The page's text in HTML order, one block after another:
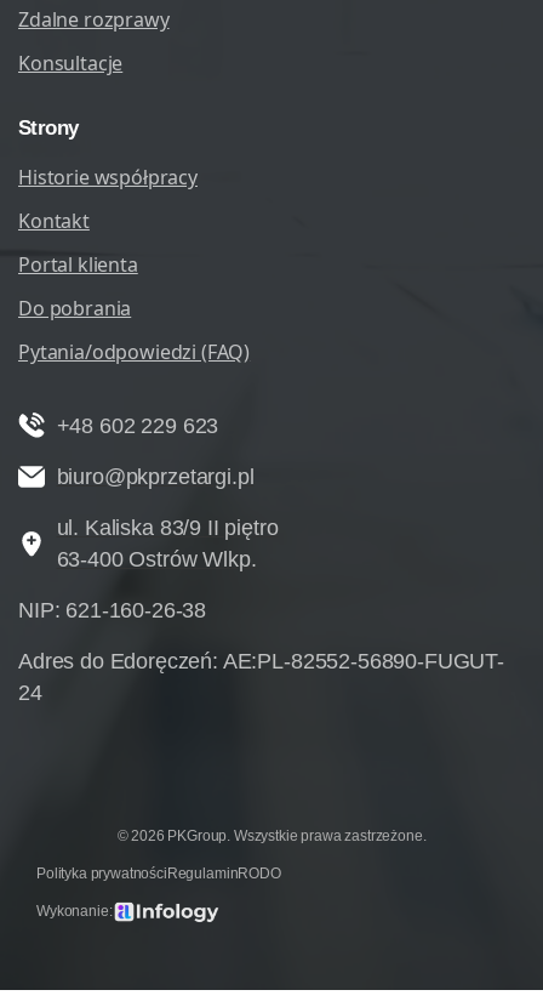
Zdalne rozprawy
Konsultacje
Strony
Historie współpracy
Kontakt
Portal klienta
Do pobrania
Pytania/odpowiedzi (FAQ)
+48 602 229 623
biuro@pkprzetargi.pl
ul. Kaliska 83/9 II piętro
63-400 Ostrów Wlkp.
NIP: 621-160-26-38
Adres do Edoręczeń: AE:PL-82552-56890-FUGUT-
24
© 2026 PKGroup. Wszystkie prawa zastrzeżone.
Polityka prywatności RegulaminRODO
Wykonanie: